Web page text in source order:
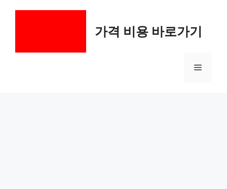
가격 비용 바로가기
메